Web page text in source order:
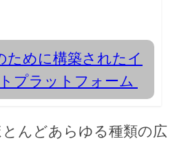
ために構築されたイ
プラットフォーム
んどあらゆる種類の広